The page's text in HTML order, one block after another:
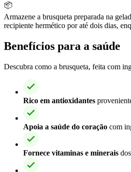
📦
Armazene a brusqueta preparada na
recipiente hermético por até dois dias,
Benefícios para a saúde
Descubra como a brusqueta, feita com
Rico em antioxidantes
Apoia a saúde do coração com
Fornece vitaminas e minerais